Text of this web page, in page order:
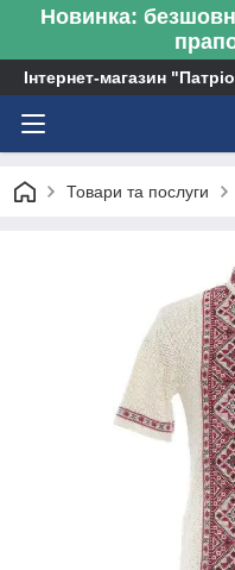
Новинка:
Інтернет-магазин
Товари та послуги